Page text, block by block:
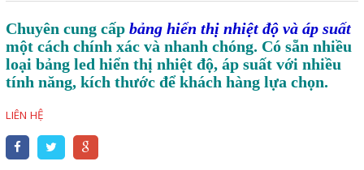
Chuyên cung cấp bảng hiển thị nhiệt độ và áp suất
một cách chính xác và nhanh chóng. Có sẵn nhiều
loại bảng led hiển thị nhiệt độ, áp suất với nhiều
tính năng, kích thước để khách hàng lựa chọn.
LIÊN HỆ
Biến tần
Máy tính công nghiệp
Motor Servo / Driver Servo
Cáp lập trình PLC - HMI -
Servo
Cân Điện Tử